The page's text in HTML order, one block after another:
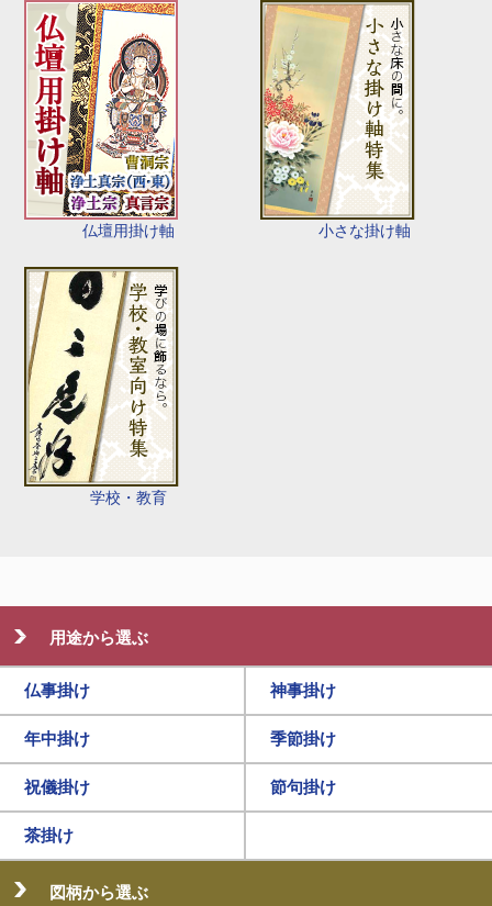
仏壇用掛け軸 小さな掛け軸
学校・教育
用途から選ぶ
仏事掛け 神事掛け
年中掛け 季節掛け
祝儀掛け 節句掛け
茶掛け
図柄から選ぶ